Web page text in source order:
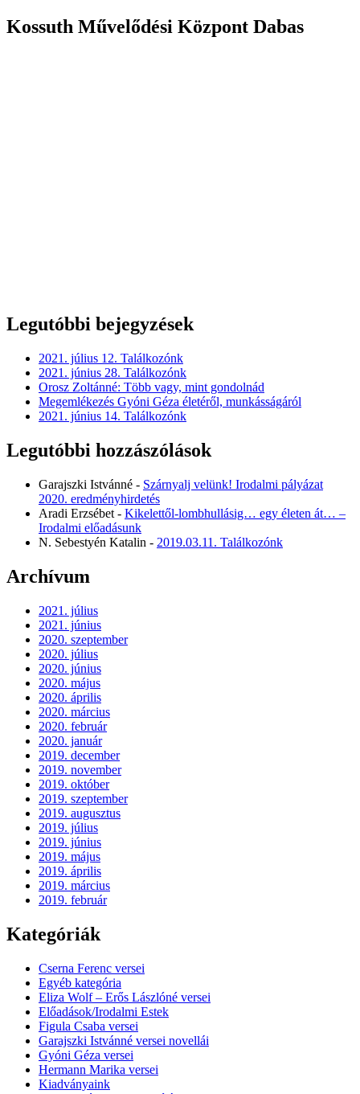
Kossuth Művelődési Központ Dabas
Legutóbbi bejegyzések
2021. július 12. Találkozónk
2021. június 28. Találkozónk
Orosz Zoltánné: Több vagy, mint gondolnád
Megemlékezés Gyóni Géza életéről, munkásságáról
2021. június 14. Találkozónk
Legutóbbi hozzászólások
Garajszki Istvánné - Szárnyalj velünk! Irodalmi pályázat
2020. eredményhirdetés
Aradi Erzsébet - Kikelettől-lombhullásig… egy életen át… –
Irodalmi előadásunk
N. Sebestyén Katalin - 2019.03.11. Találkozónk
Archívum
2021. július
2021. június
2020. szeptember
2020. július
2020. június
2020. május
2020. április
2020. március
2020. február
2020. január
2019. december
2019. november
2019. október
2019. szeptember
2019. augusztus
2019. július
2019. június
2019. május
2019. április
2019. március
2019. február
Kategóriák
Cserna Ferenc versei
Egyéb kategória
Eliza Wolf – Erős Lászlóné versei
Előadások/Irodalmi Estek
Figula Csaba versei
Garajszki Istvánné versei novellái
Gyóni Géza versei
Hermann Marika versei
Kiadványaink